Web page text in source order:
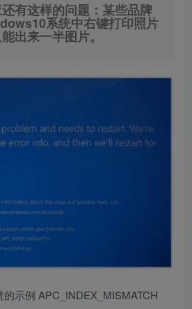
有这样的问题：某些品牌
系统中右键打印照片
出来一半图片。
示例 APC_INDEX_MISMATCH